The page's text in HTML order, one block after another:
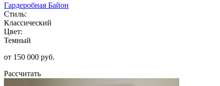
Гардеробная Байон
Стиль:
Классический
Цвет:
Темный
от 150 000 руб.
Рассчитать